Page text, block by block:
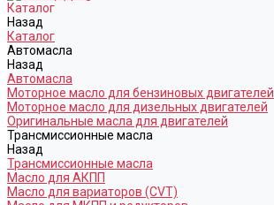
Каталог
Назад
Каталог
Автомасла
Назад
Автомасла
Моторное масло для бензиновых двигателей
Моторное масло для дизельных двигателей
Оригинальные масла для двигателей
Трансмиссионные масла
Назад
Трансмиссионные масла
Масло для АКПП
Масло для вариаторов (CVT)